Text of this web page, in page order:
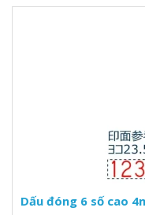
Dấu đóng 6 số cao